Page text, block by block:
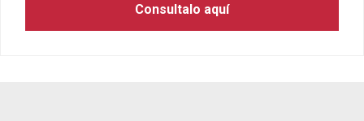
Consultalo aquí